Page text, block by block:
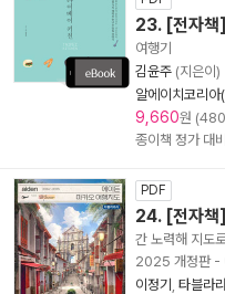
23. [전자책
여행기
김윤주 (지은이)
알에이치코리
9,660원
종이책 정가 대비
PDF
24. [전자책
간 노력해 지도
2025 개정판-
이정기
타블라